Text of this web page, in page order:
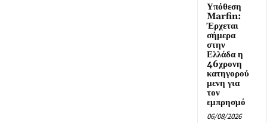
Υπόθεση
Marfin:
Έρχεται
σήμερα
στην
Ελλάδα η
46χρονη
κατηγορού
μενη για
τον
εμπρησμό
06/08/2026